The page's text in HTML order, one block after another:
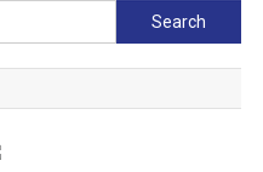
Search
for: